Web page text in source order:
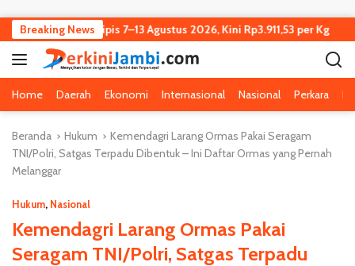
Breaking News
Turun Tipis 7–13 Agustus 2026, Kini Rp3.911,53 per Kg
Home Daerah Ekonomi Internasional Nasional Perkara
Beranda Hukum
Kemendagri Larang Ormas Pakai Seragam
TNI/Polri, Satgas Terpadu Dibentuk – Ini Daftar Ormas yang Pernah
Melanggar
Hukum, Nasional
Kemendagri Larang Ormas Pakai
Seragam TNI/Polri, Satgas Terpadu